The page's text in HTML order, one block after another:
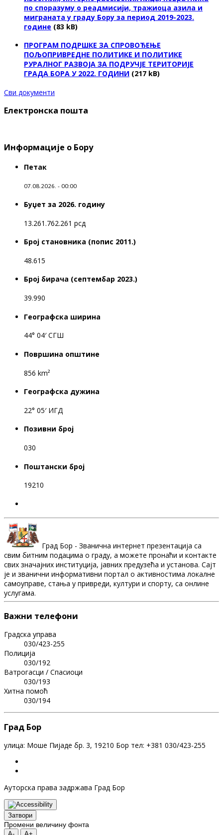
по споразуму о реадмисији, тражиоца азила и
миграната у граду Бору за период 2019-2023.
године (83 kB)
ПРОГРАМ ПОДРШКЕ ЗА СПРОВОЂЕЊЕ
ПОЉОПРИВРЕДНЕ ПОЛИТИКЕ И ПОЛИТИКЕ
РУРАЛНОГ РАЗВОЈА ЗА ПОДРУЧЈЕ ТЕРИТОРИЈЕ
ГРАДА БОРА У 2022. ГОДИНИ (217 kB)
Сви документи
Електронска пошта
Информације о Бору
Петак
07.08.2026. - 00:00
Буџет за 2026. годину
13.261.762.261 рсд
Број становника (попис 2011.)
48.615
Број бирача (септембар 2023.)
39.990
Географска ширина
44° 04′ СГШ
Површина општине
856 km²
Географска дужина
22° 05′ ИГД
Позивни број
030
Поштански број
19210
Град Бор - Званична интернет презентација са
свим битним подацима о граду, а можете пронаћи и контакте
свих значајних институција, јавних предузећа и установа. Сајт
је и званични информативни портал о активностима локалне
самоуправе, стања у привреди, култури и спорту, са онлине
услугама.
Важни телефони
Градска управа
030/423-255
Полиција
030/192
Ватрогасци / Спасиоци
030/193
Хитна помоћ
030/194
Град Бор
улица: Моше Пијаде бр. 3, 19210 Бор тел: +381 030/423-255
Ауторска права задржава Град Бор
Затвори
Промени величину фонта